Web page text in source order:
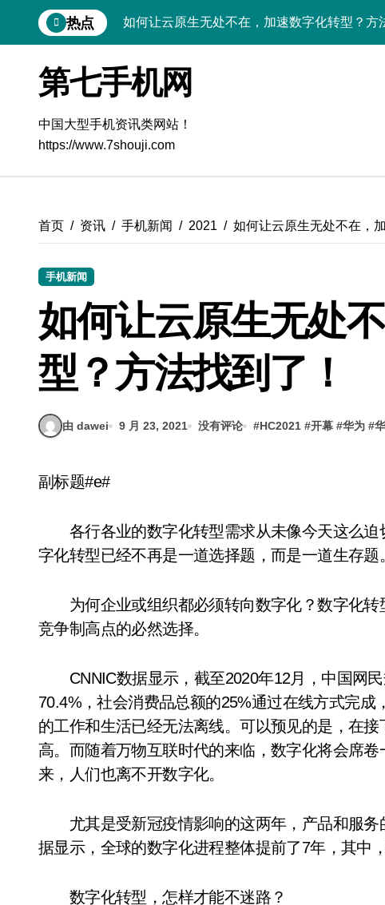
到
热点 如何让云原生无处不在，加速数字化转型？方
如何让云原生无处不在，加速数字化转型？方
如何让云原生无处不在，加速数字化转型？方
如何让云原生无处不在，加速数字化转型？方
如何让云原生无处不在，加速数字化转型？方
如何让云原生无处不在，加速数字化转型？方
第七手机网
中国大型手机资讯类网站！
https://www.7shouji.com
首页 资讯 手机新闻 2021 如何让云原生无处不在，
手机新闻
如何让云原生无处
型？方法找到了！
由 dawei 9 月 23, 2021 没有评论 #HC2021 #开幕 #华为 #
副标题#e#
各行各业的数字化转型需求从未像今天这么迫
字化转型已经不再是一道选择题，而是一道生存题
为何企业或组织都必须转向数字化？数字化转
竞争制高点的必然选择。
CNNIC数据显示，截至2020年12月，中国网民
70.4%，社会消费品总额的25%通过在线方式完成
的工作和生活已经无法离线。可以预见的是，在
高。而随着万物互联时代的来临，数字化将会席
来，人们也离不开数字化。
尤其是受新冠疫情影响的这两年，产品和服务
据显示，全球的数字化进程整体提前了7年，其中
数字化转型，怎样才能不迷路？